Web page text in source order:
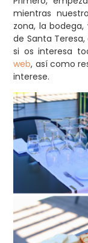
mientras
zona, la
de Santa
si os interesa
web, así como
interese.